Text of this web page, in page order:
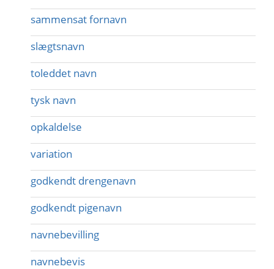
sammensat fornavn
slægtsnavn
toleddet navn
tysk navn
opkaldelse
variation
godkendt drengenavn
godkendt pigenavn
navnebevilling
navnebevis